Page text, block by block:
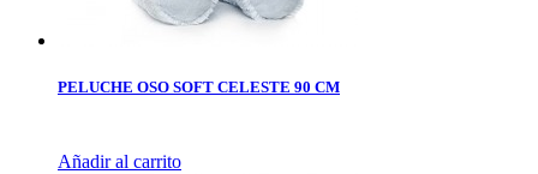
PELUCHE OSO SOFT CELESTE 90 CM
Añadir al carrito